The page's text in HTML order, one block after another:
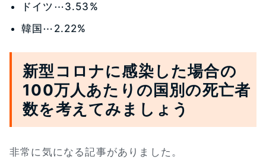
ドイツ⋯3.53%
韓国⋯2.22%
新型コロナに感染した場合の
100万人あたりの国別の死亡者
数を考えてみましょう
非常に気になる記事がありました。